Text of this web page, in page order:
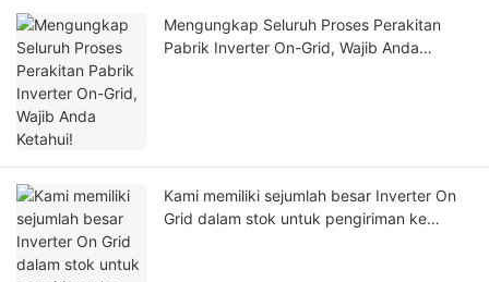
Mengungkap Seluruh Proses Perakitan
Pabrik Inverter On-Grid, Wajib Anda
Kami memiliki sejumlah besar Inverter On
Grid dalam stok untuk pengiriman ke